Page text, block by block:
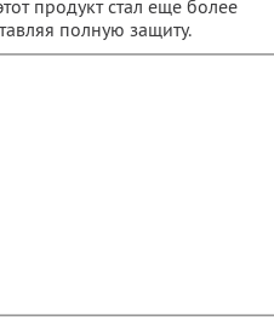
продукт стал еще более
полную защиту.